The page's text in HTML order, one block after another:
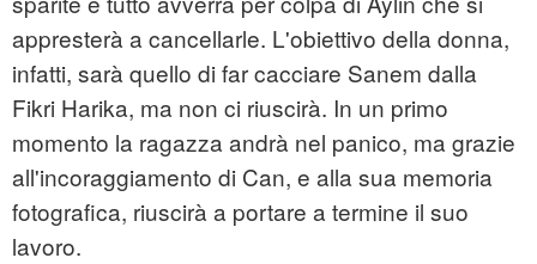
appresterà a cancellarle. L'obiettivo della donna,
infatti, sarà quello di far cacciare Sanem dalla
Fikri Harika, ma non ci riuscirà. In un primo
momento la ragazza andrà nel panico, ma grazie
all'incoraggiamento di Can, e alla sua memoria
fotografica, riuscirà a portare a termine il suo
lavoro.